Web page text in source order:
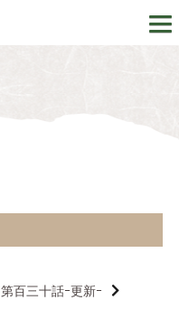
第百三十話ｰ更新ｰ